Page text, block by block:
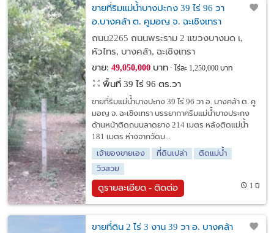
ขายที่ริมแม่น้ำบางปะกง 39 ไร่ 96 วา
อ.บางคล้า ต. คูมอญ จ. ฉะเชิงเทรา
ถนน2265 ถนนพระราม 2 แขวงบางมด เ,
หัวไทร, บางคล้า, ฉะเชิงเทรา
ขาย: 49,050,000บาท ไร่ละ 1,250,000 บาท
พื้นที่ 39 ไร่ 96 ตร.วา
ขายที่ริมแม่น้ำบางปะกง 39 ไร่ 96 วา อ. บางคล้า ต. คู
มอญ จ. ฉะเชิงเทรา บรรยากาศริมแม่น้ำบางประกง
ด้านหน้าติดถนนลาดยาง 214 เมตร หลังติดแม่น้ำ
181 เมตร ห่างจากวัดบ...
เจ้าของขายเอง
ที่ดินเปล่า
ติดแม่น้ำ
วิวสวย
ดูรายละเอียด - ติดต่อ 1 ปี
ขายที่ดิน 2 ไร่ 3 งาน 39 วา อ. บางคล้า